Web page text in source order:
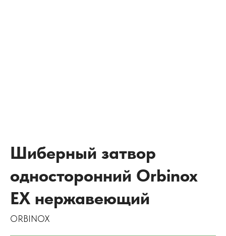
Шиберный затвор
односторонний Orbinox
EX нержавеющий
ORBINOX